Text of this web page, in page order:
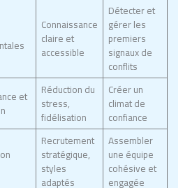
Connaissance
claire et
accessible
Détecter et
gérer les
premiers
signaux de
conflits
et Réduction du
stress,
fidélisation
Créer un
climat de
confiance
Recrutement
stratégique,
styles
adaptés
Assembler
une équipe
cohésive et
engagée